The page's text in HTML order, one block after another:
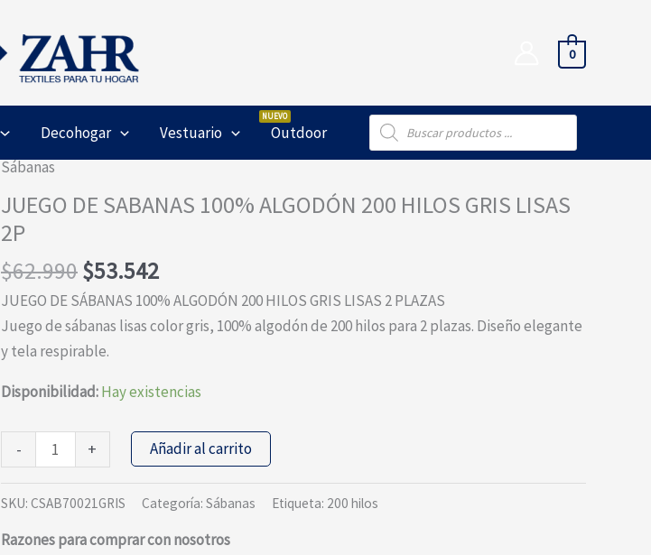
0
Decohogar Vestuario Outdoor
Búsqueda
de
productos
Sábanas
JUEGO DE SABANAS 100% ALGODÓN 200 HILOS GRIS LISAS
2P
$62.990El
precio
original
era:
$53.542El
precio
actual
JUEGO DE SÁBANAS 100% ALGODÓN 200 HILOS GRIS LISAS 2 PLAZAS
Juego de sábanas lisas color gris, 100% algodón de 200 hilos para 2 plazas. Diseño elegante
y tela respirable.
Disponibilidad:Hay existencias
-
DE
SABANAS
ALGODÓN
+ Añadir al carrito
SKU: CSAB70021GRIS Categoría: Sábanas Etiqueta: 200 hilos
Razones para comprar con nosotros